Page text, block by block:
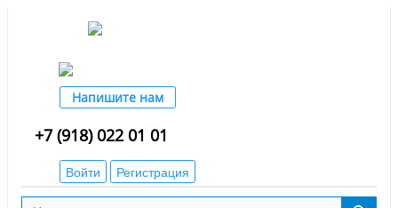
Напишите нам
+7 (918) 022 01 01
Войти Регистрация